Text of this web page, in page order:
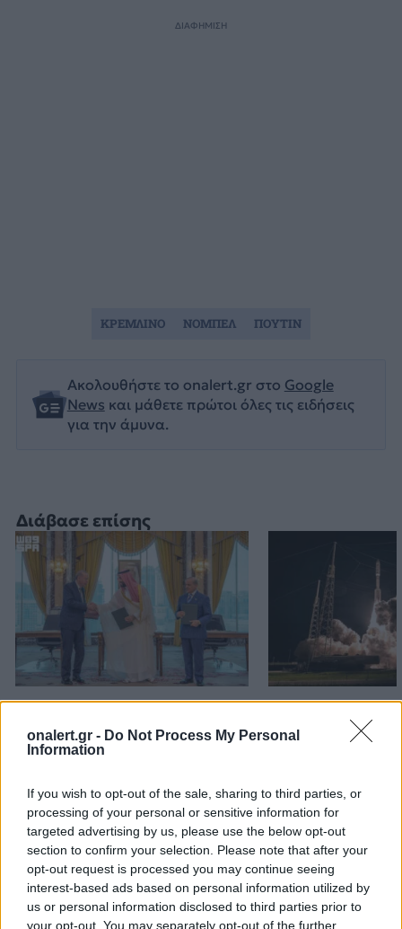
onalert.gr - Do Not Process My Personal
Information
If you wish to opt-out of the sale, sharing to third parties, or
processing of your personal or sensitive information for
targeted advertising by us, please use the below opt-out
section to confirm your selection. Please note that after your
opt-out request is processed you may continue seeing
interest-based ads based on personal information utilized by
us or personal information disclosed to third parties prior to
your opt-out. You may separately opt-out of the further
Διάβασε επίσης
Τριμερής αμυντική
συμφωνία: Τουρκία,
Σαουδική Αραβία και
δεσμούς τους
Ελληνικοί
αξιοποίηση της
πληροφορίας
ΔΙΑΦΗΜΙΣΗ
Ακολουθήστε το onalert.gr στο Google
News και μάθετε πρώτοι όλες τις ειδήσεις
για την άμυνα.
ΚΡΕΜΛΙΝΟ ΝΟΜΠΕΛ ΠΟΥΤΙΝ
ΔΙΑΦΗΜΙΣΗ